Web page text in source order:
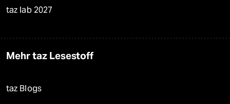
taz lab 2027
Mehr taz Lesestoff
taz Blogs